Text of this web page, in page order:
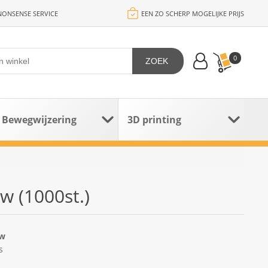
SERVICE EEN ZO SCHERP MOGELIJKE PRIJS
0
ZOEK
Bewegwijzering 3D printing
(1000st.)